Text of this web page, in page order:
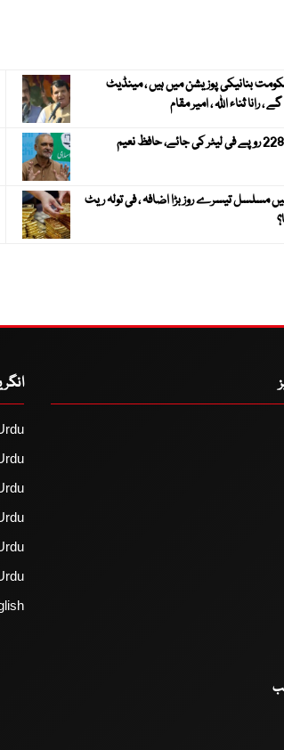
بنانیکی پوزیشن میں ہیں ، مینڈیٹ
رانا ثناء اللہ ، امیر مقام
پیٹرول کی قیمت 228 روپے فی لیٹر کی جائے، حافظ نعیم
مسلسل تیسرے روز بڑا اضافہ ، فی تولہ ریٹ